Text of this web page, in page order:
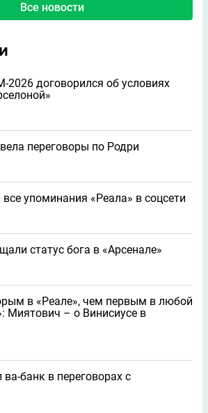
Все новости
договорился об условиях
переговоры по Родри
упоминания «Реала» в соцсети
статус бога в «Арсенале»
в «Реале», чем первым в любой
Миятович – о Винисиусе в
банк в переговорах с